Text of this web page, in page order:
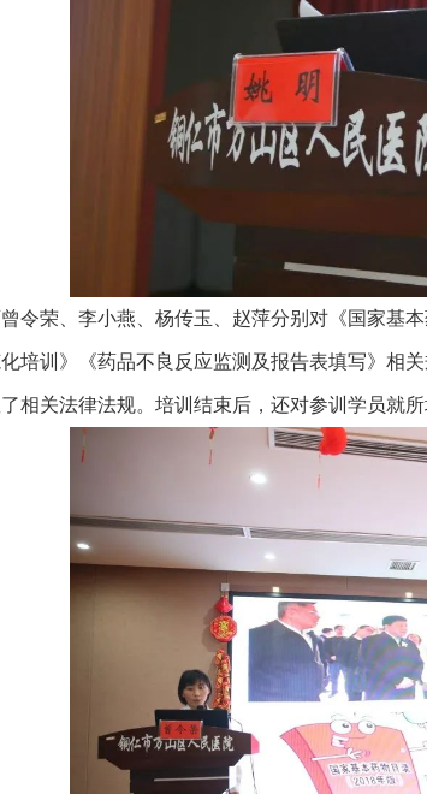
令荣、李小燕、杨传玉、赵萍分别对《国家基
培训》《药品不良反应监测及报告表填写》相
相关法律法规。培训结束后，还对参训学员就